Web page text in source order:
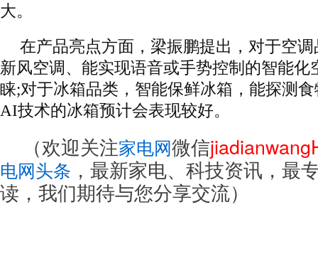
大。
在产品亮点方面，梁振鹏提出，对于空
新风空调、能实现语音或手势控制的智能化
睐;对于冰箱品类，智能保鲜冰箱，能探测
AI技术的冰箱预计会表现较好。
（欢迎关注家电网微信
电网头条 ，最新家电、科技资讯，最
读，我们期待与您分享交流）